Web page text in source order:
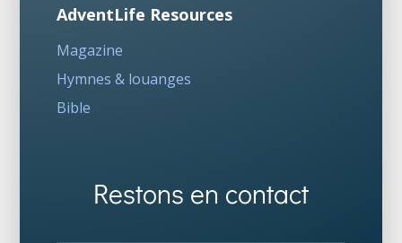
AdventLife Resources
Magazine
Hymnes & louanges
Bible
Restons en contact